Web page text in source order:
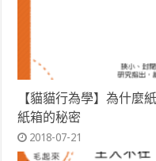
【貓貓行為學】為什麼
紙箱的秘密
2018-07-21